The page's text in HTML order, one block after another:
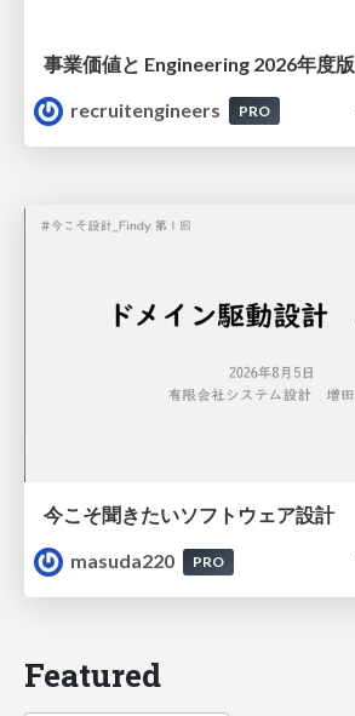
事業価値と Engineering 2026年度版
recruitengineers
PRO
masuda220
PRO
Featured